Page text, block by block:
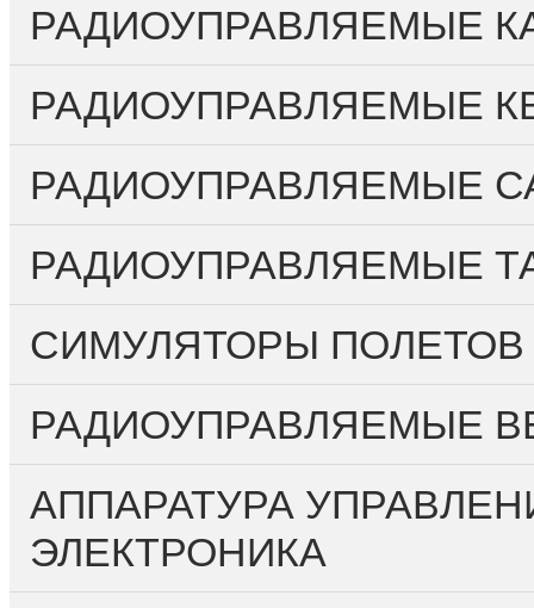
РАДИОУПРАВЛЯЕМЫЕ
РАДИОУПРАВЛЯЕМЫЕ
РАДИОУПРАВЛЯЕМЫЕ
РАДИОУПРАВЛЯЕМЫЕ
СИМУЛЯТОРЫ ПОЛЕТОВ
РАДИОУПРАВЛЯЕМЫЕ
АППАРАТУРА
ЭЛЕКТРОНИКА